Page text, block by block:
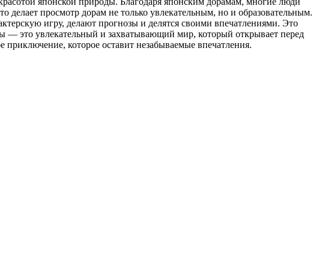
просмотр дорам не только увлекательным, но и образовательным.
игру, делают прогнозы и делятся своими впечатлениями. Это
— это увлекательный и захватывающий мир, который открывает перед
которое оставит незабываемые впечатления.